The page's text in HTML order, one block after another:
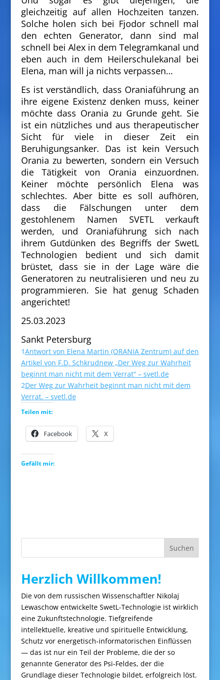
gleichzeitig auf allen Hochzeiten tanzen.
Solche holen sich bei Fjodor schnell mal
den echten Generator, dann sind mal
schnell bei Alex in dem Telegramkanal und
eben auch in dem Heilerschulekanal bei
Elena, man will ja nichts verpassen…
Es ist verständlich, dass Oraniaführung an
ihre eigene Existenz denken muss, keiner
möchte dass Orania zu Grunde geht. Sie
ist ein nützliches und aus therapeutischer
Sicht für viele in dieser Zeit ein
Beruhigungsanker. Das ist kein Versuch
Orania zu bewerten, sondern ein Versuch
die Tätigkeit von Orania einzuordnen.
Keiner möchte persönlich Elena was
schlechtes. Aber bitte es soll aufhören,
dass die Fälschungen unter dem
gestohlenem Namen SVETL verkauft
werden, und Oraniaführung sich nach
ihrem Gutdünken des Begriffs der SwetL
Technologien bedient und sich damit
brüstet, dass sie in der Lage wäre die
Generatoren zu neutralisieren und neu zu
programmieren. Sie hat genug Schaden
angerichtet!
25.03.2023
Sankt Petersburg
1Antwort von Elena Martin (ORANIA Zentrum) auf den
Artikel von F.D. Schkrudnew „Der Weg zur Wahrheit
beginnt man nicht mit dem Verrat“ – svetl.de
2Der Weg zur Wahrheit beginnt man nicht mit dem
Verrat. – svetl.de
Teilen mit:
Facebook X
Gefällt mir:
Suchen
Herzlich Willkommen!
Die von dem russischen Wissenschaftler Nikolaj
Lewaschow entwickelte SwetL-Technologie ist wirklich
eine Zukunftstechnologie. Tiefgreifende
intellektuelle, kreative und spirituelle Entwicklung,
Schutz vor energetisch-informatorischen Einflüssen
— das ist nur ein Teil der Probleme, die der so
genannte Generator des Psi-Feldes, der die
Grundlage dieser Technologie bildet, erfolgreich löst.